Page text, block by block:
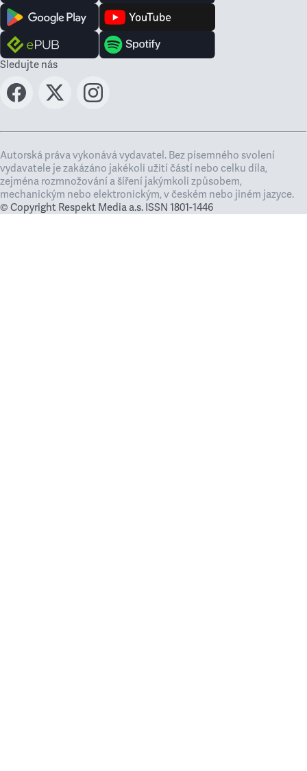
Sledujte nás
Autorská práva vykonává vydavatel. Bez písemného svolení
vydavatele je zakázáno jakékoli užití částí nebo celku díla,
zejména rozmnožování a šíření jakýmkoli způsobem,
mechanickým nebo elektronickým, v českém nebo jiném jazyce.
© Copyright Respekt Media a.s. ISSN 1801-1446